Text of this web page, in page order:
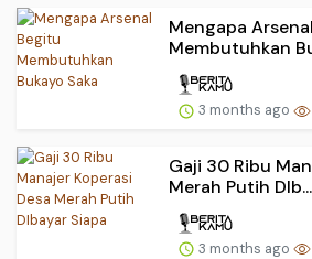
Mengapa
Membutuhkan
3 months ago
Gaji 30 Ribu
Merah Putih DIb...
3 months ago